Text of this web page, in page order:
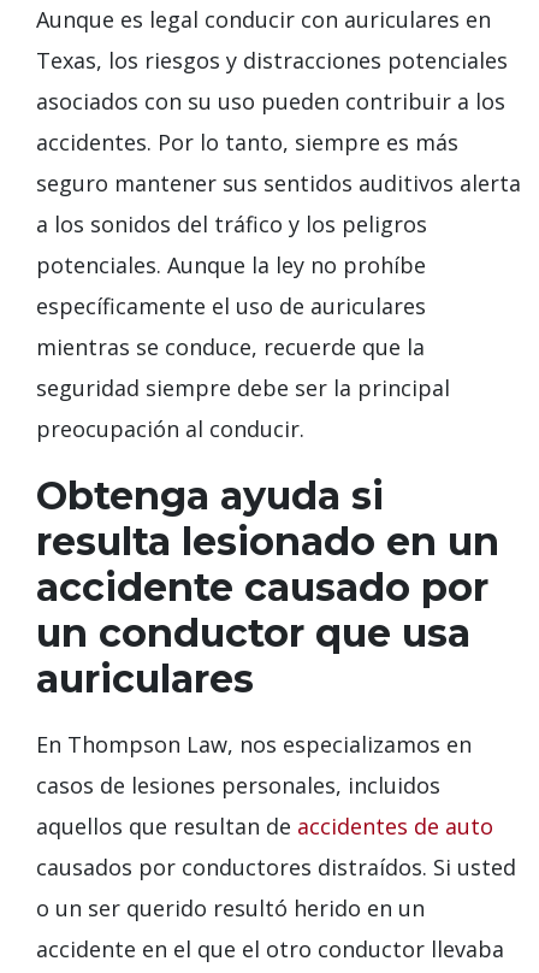
Aunque es legal conducir con auriculares en
Texas, los riesgos y distracciones potenciales
asociados con su uso pueden contribuir a los
accidentes. Por lo tanto, siempre es más
seguro mantener sus sentidos auditivos alerta
a los sonidos del tráfico y los peligros
potenciales. Aunque la ley no prohíbe
específicamente el uso de auriculares
mientras se conduce, recuerde que la
seguridad siempre debe ser la principal
preocupación al conducir.
Obtenga ayuda si
resulta lesionado en un
accidente causado por
un conductor que usa
auriculares
En Thompson Law, nos especializamos en
casos de lesiones personales, incluidos
aquellos que resultan de accidentes de auto
causados por conductores distraídos. Si usted
o un ser querido resultó herido en un
accidente en el que el otro conductor llevaba